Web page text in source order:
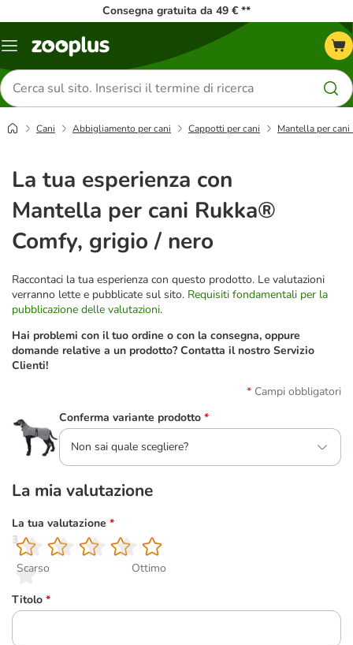
Consegna gratuita da 49 € **
Overview
Cerca
prodotti
Cani Abbigliamento per cani Cappotti per cani Mantella per
La tua esperienza con
Mantella per cani Rukka®
Comfy, grigio / nero
Raccontaci la tua esperienza con questo prodotto. Le valutazioni
verranno lette e pubblicate sul sito. Requisiti fondamentali per la
pubblicazione delle valutazioni.
Hai problemi con il tuo ordine o con la consegna, oppure
domande relative a un prodotto? Contatta il nostro Servizio
Clienti!
Campi obbligatori
Conferma variante prodotto *
Non sai quale scegliere?
La mia valutazione
La tua valutazione *
1
Scarso
2
3
4
5
Ottimo
Titolo *